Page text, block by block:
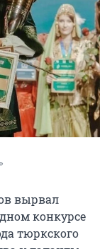
вырвал
конкурсе
тюркского